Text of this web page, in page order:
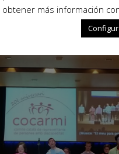
obtener más información